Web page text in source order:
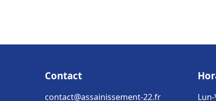
Contact
contact@assainissement-22.fr